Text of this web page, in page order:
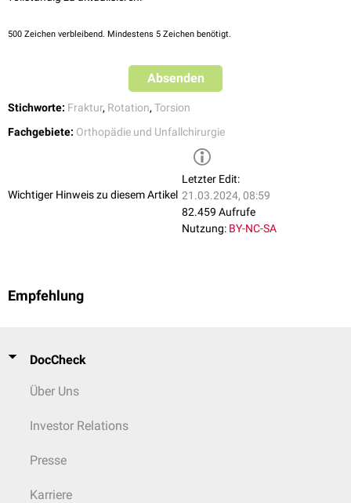
500 Zeichen verbleibend. Mindestens 5 Zeichen benötigt.
Absenden
Stichworte: Fraktur, Rotation, Torsion
Fachgebiete: Orthopädie und Unfallchirurgie
Wichtiger Hinweis zu diesem Artikel
Letzter Edit:
21.03.2024, 08:59
82.459 Aufrufe
Nutzung: BY-NC-SA
Empfehlung
DocCheck
Über Uns
Investor Relations
Presse
Karriere